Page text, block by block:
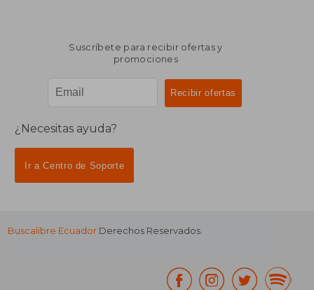
Suscríbete para recibir ofertas y
promociones
¿Necesitas ayuda?
Ir a Centro de Soporte
Buscalibre Ecuador Derechos Reservados.